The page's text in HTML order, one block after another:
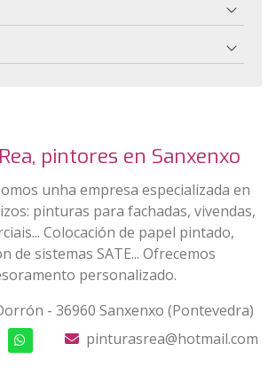
pintores en Sanxenxo
unha empresa especializada en
pinturas para fachadas, vivendas,
Colocación de papel pintado,
de sistemas SATE... Ofrecemos
personalizado.
- 36960 Sanxenxo (Pontevedra)
pinturasrea@hotmail.com